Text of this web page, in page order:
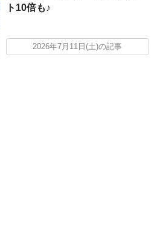
ト10倍も♪
2026年7月11日(土)の記事